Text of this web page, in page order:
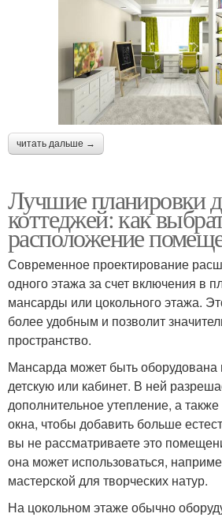
читать дальше →
Лучшие планировки
коттеджей: как
расположение
Современное проектирование
одного этажа за счет включения в
мансарды или цокольного этажа.
более удобным и позволит
пространство.
Мансарда может быть оборудована
детскую или кабинет. В ней
дополнительное утепление, а
окна, чтобы добавить больше
вы не рассматриваете это
она может использоваться,
мастерской для творческих натур.
На цокольном этаже обычно